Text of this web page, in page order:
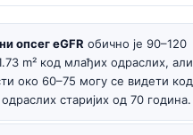
опсег eGFR обично је 90–120
m² код млађих одраслих, али
око 60–75 могу се видети код
старијих од 70 година.